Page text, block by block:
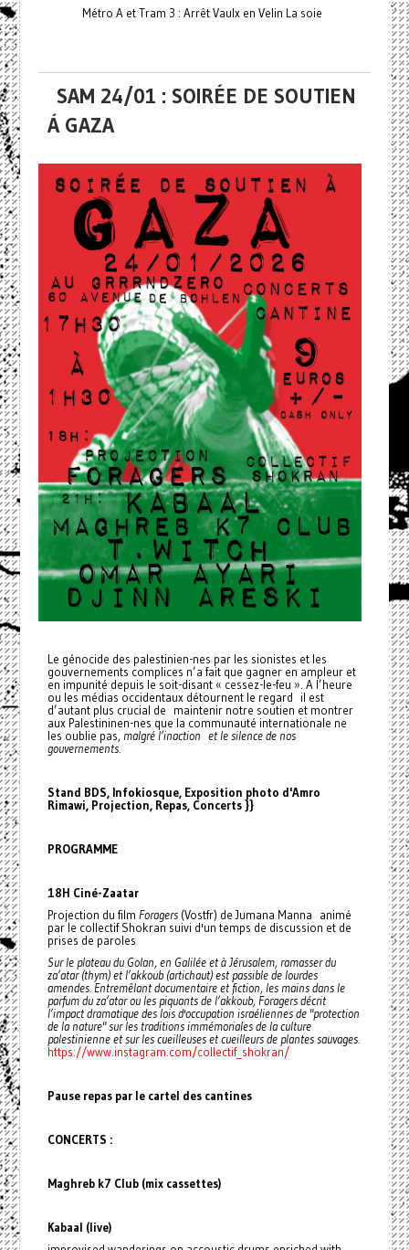
Métro A et Tram 3 : Arrêt Vaulx en Velin La soie
SAM 24/01 : SOIRÉE DE SOUTIEN
Á GAZA
Le génocide des palestinien-nes par les sionistes et les
gouvernements complices n’a fait que gagner en ampleur et
en impunité depuis le soit-disant « cessez-le-feu ». A l’heure
ou les médias occidentaux détournent le regard il est
d’autant plus crucial de maintenir notre soutien et montrer
aux Palestininen-nes que la communauté internationale ne
les oublie pas, malgré l’inaction et le silence de nos
gouvernements.
Stand BDS, Infokiosque, Exposition photo d'Amro
Rimawi, Projection, Repas, Concerts }}
PROGRAMME
18H Ciné-Zaatar
Projection du film Foragers(Vostfr) de Jumana Manna animé
par le collectif Shokran suivi d'un temps de discussion et de
prises de paroles
Sur le plateau du Golan, en Galilée et à Jérusalem, ramasser du
za’atar (thym) et l’akkoub (artichaut) est passible de lourdes
amendes. Entremêlant documentaire et fiction, les mains dans le
parfum du za’atar ou les piquants de l’akkoub, Foragers décrit
l’impact dramatique des lois d'occupation israéliennes de "protection
de la nature" sur les traditions immémoriales de la culture
palestinienne et sur les cueilleuses et cueilleurs de plantes sauvages.
https://www.instagram.com/collectif_shokran/
Pause repas par le cartel des cantines
CONCERTS :
Maghreb k7 Club (mix cassettes)
Kabaal (live)